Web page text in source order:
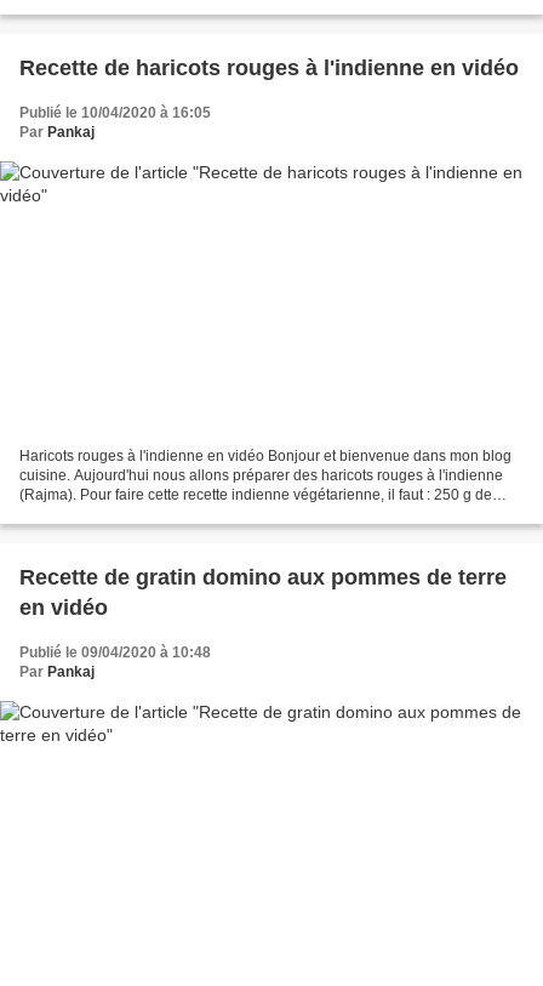
Recette de haricots rouges à l'indienne en vidéo
Publié le 10/04/2020 à 16:05
Par Pankaj
Haricots rouges à l'indienne en vidéo Bonjour et bienvenue dans mon blog
cuisine. Aujourd'hui nous allons préparer des haricots rouges à l'indienne
(Rajma). Pour faire cette recette indienne végétarienne, il faut : 250 g de
Recette de gratin domino aux pommes de terre
en vidéo
Publié le 09/04/2020 à 10:48
Par Pankaj